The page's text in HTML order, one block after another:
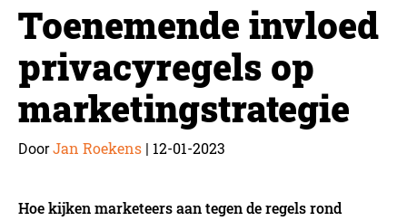
Toenemende invloed
privacyregels op
marketingstrategie
DoorJan Roekens | 12-01-2023
Hoe kijken marketeers aan tegen de regels rond